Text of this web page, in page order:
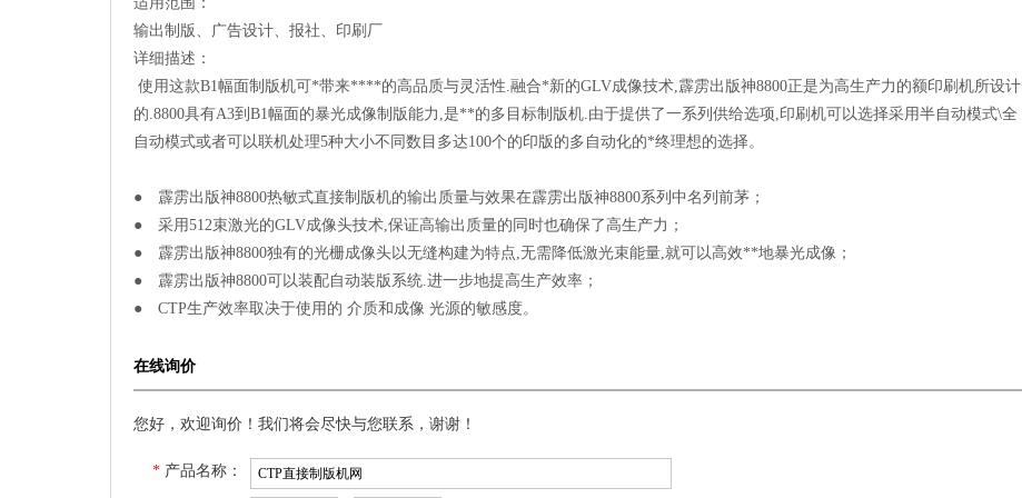
输出制版、广告设计、报社、印刷厂
详细描述：
使用这款B1幅面制版机可*带来****的高品质与灵活性.融合*新的GLV成像技术,霹雳出版神8800正是为高生产力的额印刷机所设计
的.8800具有A3到B1幅面的暴光成像制版能力,是**的多目标制版机.由于提供了一系列供给选项,印刷机可以选择采用半自动模式\全
自动模式或者可以联机处理5种大小不同数目多达100个的印版的多自动化的*终理想的选择。
● 霹雳出版神8800热敏式直接制版机的输出质量与效果在霹雳出版神8800系列中名列前茅；
● 采用512束激光的GLV成像头技术,保证高输出质量的同时也确保了高生产力；
● 霹雳出版神8800独有的光栅成像头以无缝构建为特点,无需降低激光束能量,就可以高效**地暴光成像；
● 霹雳出版神8800可以装配自动装版系统.进一步地提高生产效率；
● CTP生产效率取决于使用的 介质和成像 光源的敏感度。
在线询价
您好，欢迎询价！我们将会尽快与您联系，谢谢！
* 产品名称：